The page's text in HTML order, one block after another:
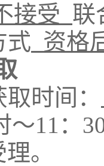
接受 联
式 资格
时间：
～11：
。